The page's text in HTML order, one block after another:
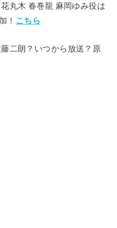
丸木 春巻龍 麻岡ゆみ役は
！ こちら
二朗？いつから放送？原